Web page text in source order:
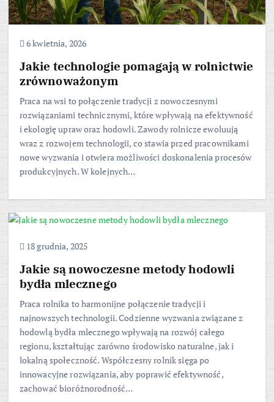
6 kwietnia, 2026
Jakie technologie pomagają w rolnictwie
zrównoważonym
Praca na wsi to połączenie tradycji z nowoczesnymi
rozwiązaniami technicznymi, które wpływają na efektywność
i ekologię upraw oraz hodowli. Zawody rolnicze ewoluują
wraz z rozwojem technologii, co stawia przed pracownikami
nowe wyzwania i otwiera możliwości doskonalenia procesów
produkcyjnych. W kolejnych…
18 grudnia, 2025
Jakie są nowoczesne metody hodowli
bydła mlecznego
Praca rolnika to harmonijne połączenie tradycji i
najnowszych technologii. Codzienne wyzwania związane z
hodowlą bydła mlecznego wpływają na rozwój całego
regionu, kształtując zarówno środowisko naturalne, jak i
lokalną społeczność. Współczesny rolnik sięga po
innowacyjne rozwiązania, aby poprawić efektywność,
zachować bioróżnorodność…